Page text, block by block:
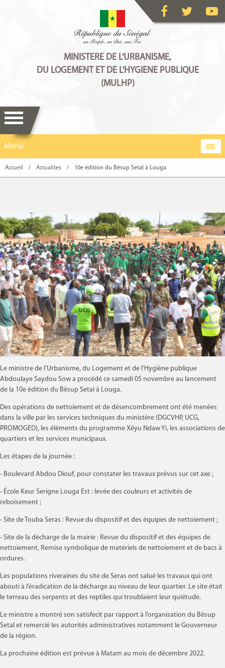
MINISTERE DE L'URBANISME,
DU LOGEMENT ET DE L'HYGIENE PUBLIQUE
(MULHP)
Menu
Accueil / Actualites / 10e édition du Bësup Setal à Louga
Le ministre de l’Urbanisme, du Logement et de l’Hygiène publique
Abdoulaye Saydou Sow a procédé ce samedi 05 novembre au lancement
de la 10e édition du Bësup Setal à Louga.
Des opérations de nettoiement et de désencombrement ont été menées
dans la ville par les services techniques du ministère (DGCVHP, UCG,
PROMOGED), les éléments du programme Xëyu Ndaw Yi, les associations de
quartiers et les services municipaux.
Les étapes de la journée :
- Boulevard Abdou Diouf, pour constater les travaux prévus sur cet axe ;
- École Keur Serigne Louga Est : levée des couleurs et activités de
reboisement ;
- Site de Touba Seras : Revue du dispositif et des équipes de nettoiement ;
- Site de la décharge de la mairie : Revue du dispositif et des équipes de
nettoiement, Remise symbolique de matériels de nettoiement et de bacs à
ordures.
Les populations riveraines du site de Seras ont salué les travaux qui ont
abouti à l’éradication de la décharge au niveau de leur quartier. Le site était
le terreau des serpents et des reptiles qui troublaient leur quiétude.
Le ministre a montré son satisfecit par rapport à l’organisation du Bësup
Setal et remercié les autorités administratives notamment le Gouverneur
de la région.
La prochaine édition est prévue à Matam au mois de décembre 2022.